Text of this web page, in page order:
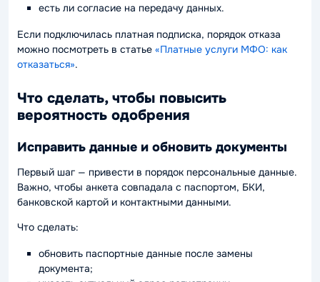
есть ли согласие на передачу данных.
Если подключилась платная подписка, порядок отказа
можно посмотреть в статье «Платные услуги МФО: как
отказаться».
Что сделать, чтобы повысить
вероятность одобрения
Исправить данные и обновить документы
Первый шаг — привести в порядок персональные данные.
Важно, чтобы анкета совпадала с паспортом, БКИ,
банковской картой и контактными данными.
Что сделать:
обновить паспортные данные после замены
документа;